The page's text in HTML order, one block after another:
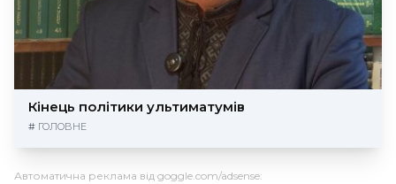
Кінець політики ультиматумів
# ГОЛОВНЕ
Автоматична реклама від goggle.com/adsense: